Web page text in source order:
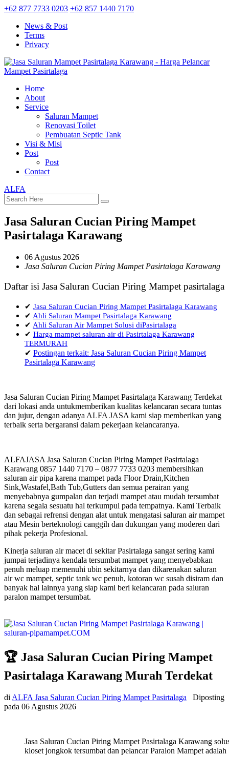
+62 877 7733 0203 +62 857 1440 7170
News & Post
Terms
Privacy
Home
About
Service
Saluran Mampet
Renovasi Toilet
Pembuatan Septic Tank
Visi & Misi
Post
Post
Contact
ALFA
Jasa Saluran Cucian Piring Mampet
Pasirtalaga Karawang
06 Agustus 2026
Jasa Saluran Cucian Piring Mampet Pasirtalaga Karawang
Daftar isi Jasa Saluran Cucian Piring Mampet pasirtalaga
✔ Jasa Saluran Cucian Piring Mampet Pasirtalaga Karawang
✔ Ahli Saluran Mampet Pasirtalaga Karawang
✔ Ahli Saluran Air Mampet Solusi diPasirtalaga
✔ Harga mampet saluran air di Pasirtalaga Karawang
TERMURAH
✔ Postingan terkait: Jasa Saluran Cucian Piring Mampet
Pasirtalaga Karawang
Jasa Saluran Cucian Piring Mampet Pasirtalaga Karawang Terdekat
dari lokasi anda untukmemberikan kualitas kelancaran secara tuntas
dan jujur, dengan adanya ALFA JASA kami siap memberikan yang
terbaik serta bergaransi dalam pekerjaan kelancaranya.
ALFAJASA Jasa Saluran Cucian Piring Mampet Pasirtalaga
Karawang 0857 1440 7170 – 0877 7733 0203 membersihkan
saluran air pipa karena mampet pada Floor Drain,Kitchen
Sink,Wastafel,Bath Tub,Gutters dan semua perairan yang
menyebabnya gumpalan dan terjadi mampet atau mudah tersumbat
karena segala sesuatu hal terkumpul pada tempatnya. Kami Terbaik
dan sebagai refrensi dengan alat untuk mengatasi saluran air mampet
atau Mesin berteknologi canggih dan dukungan yang moderen dari
pihak pekerja Profesional.
Kinerja saluran air macet di sekitar Pasirtalaga sangat sering kami
jumpai terjadinya kendala tersumbat mampet yang menyebabkan
penuh meluap memenuhi ubin sekitarnya dan dikarenakan saluran
air wc mampet, septic tank wc penuh, kotoran wc susah disiram dan
banyak hal lainnya yang siap kami beri kelancaran pada saluran
paralon mampet tersumbat.
🏆 Jasa Saluran Cucian Piring Mampet
Pasirtalaga Karawang Murah Terdekat
di ALFA Jasa Saluran Cucian Piring Mampet Pasirtalaga
Diposting
pada 06 Agustus 2026
Jasa Saluran Cucian Piring Mampet Pasirtalaga Karawang
kloset jongkok tersumbat dan pelancar Paralon Mampet adalah